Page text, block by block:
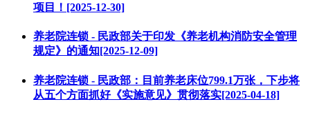
项目！[2025-12-30]
养老院连锁 - 民政部关于印发《养老机构消防安全管理
规定》的通知[2025-12-09]
养老院连锁 - 民政部：目前养老床位799.1万张，下步将
从五个方面抓好《实施意见》贯彻落实[2025-04-18]